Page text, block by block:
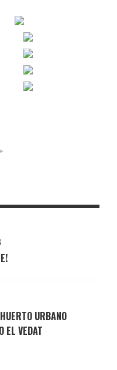
URBANO
EL VEDAT